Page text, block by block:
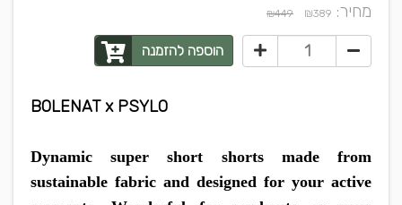
מחיר: ₪389
₪449
הוספה להזמנה
BOLENAT x PSYLO
Dynamic super short shorts made from
sustainable fabric and designed for your active